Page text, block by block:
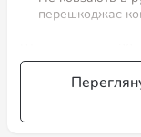
перешкоджає